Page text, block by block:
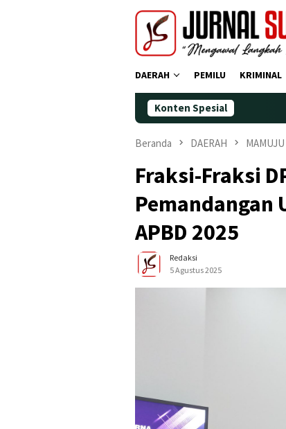
DAERAH PEMILU KRIMINAL
Konten Spesial
Beranda DAERAH MAMUJU
Fraksi-Fraksi
Pemandangan
APBD 2025
Redaksi
5 Agustus 2025